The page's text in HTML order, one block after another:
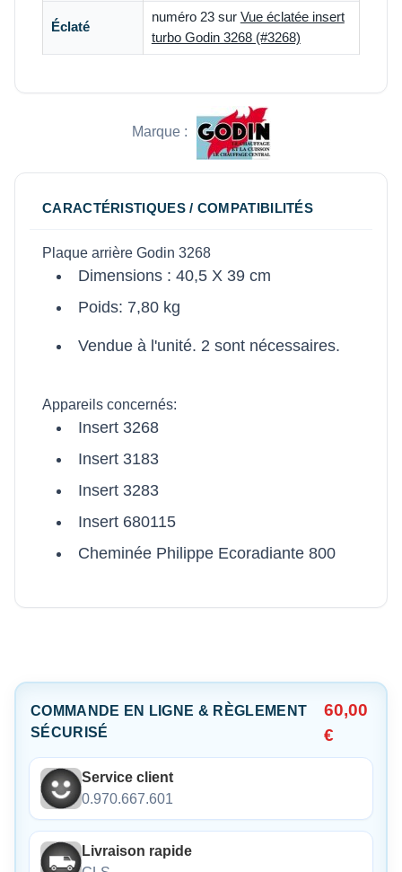
Éclaté
numéro 23 sur Vue éclatée insert
turbo Godin 3268 (#3268)
Marque :
CARACTÉRISTIQUES / COMPATIBILITÉS
Plaque arrière Godin 3268
Dimensions : 40,5 X 39 cm
Poids: 7,80 kg
Vendue à l'unité. 2 sont nécessaires.
Appareils concernés:
Insert 3268
Insert 3183
Insert 3283
Insert 680115
Cheminée Philippe Ecoradiante 800
COMMANDE EN LIGNE & RÈGLEMENT
SÉCURISÉ
60,00
€
Service client
0.970.667.601
Livraison rapide